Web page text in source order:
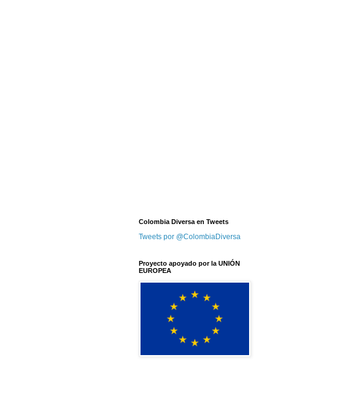
Colombia Diversa en Tweets
Tweets por @ColombiaDiversa
Proyecto apoyado por la UNIÓN
EUROPEA